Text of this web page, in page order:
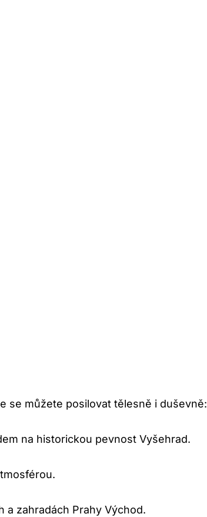
se můžete posilovat tělesně i duševně:
na historickou pevnost Vyšehrad.
zahradách Prahy Východ.